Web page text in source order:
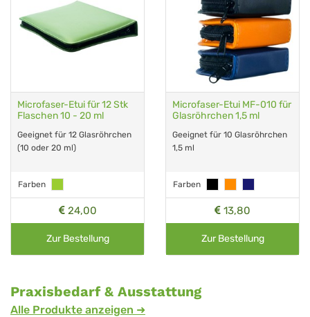
Microfaser-Etui für 12 Stk
Flaschen 10 - 20 ml
Geeignet für 12 Glasröhrchen
(10 oder 20 ml)
Farben
24,00
Zur Bestellung
Microfaser-Etui MF-010 für
Glasröhrchen 1,5 ml
Geeignet für 10 Glasröhrchen
1,5 ml
Farben
13,80
Zur Bestellung
Praxisbedarf & Ausstattung
Alle Produkte anzeigen ➜